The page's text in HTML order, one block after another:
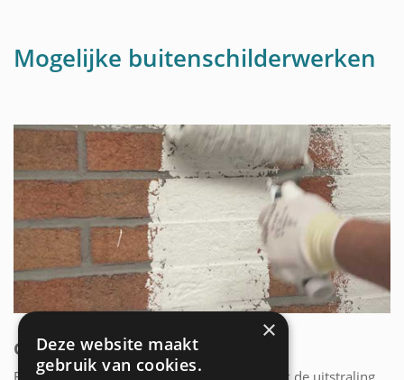
Mogelijke buitenschilderwerken
GEVEL SCHILDEREN
Een mooie gevel bepaalt voor een groot stuk de uitstraling
×
Deze website maakt
gebruik van cookies.